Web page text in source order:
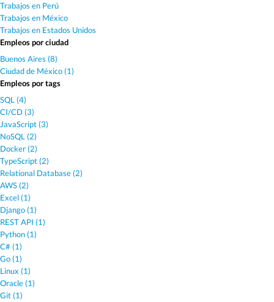
Trabajos en Perú
Trabajos en México
Trabajos en Estados Unidos
Empleos por ciudad
Buenos Aires (8)
Ciudad de México (1)
Empleos por tags
SQL (4)
CI/CD (3)
JavaScript (3)
NoSQL (2)
Docker (2)
TypeScript (2)
Relational Database (2)
AWS (2)
Excel (1)
Django (1)
REST API (1)
Python (1)
C# (1)
Go (1)
Linux (1)
Oracle (1)
Git (1)